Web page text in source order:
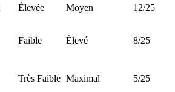
Élevée Moyen 12/25
Faible Élevé 8/25
Très Faible Maximal 5/25